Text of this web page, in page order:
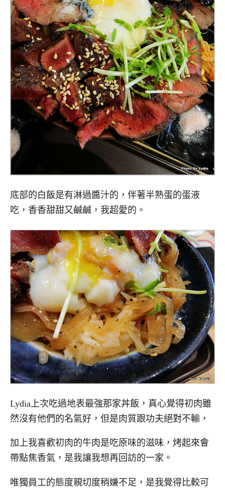
底部的白飯是有淋過醬汁的，伴著半熟蛋的蛋液
吃，香香甜甜又鹹鹹，我超愛的。
Lydia上次吃過地表最強那家丼飯，真心覺得初肉雖
然沒有他們的名氣好，但是肉質跟功夫絕對不輸，
加上我喜歡初肉的牛肉是吃原味的滋味，烤起來會
帶點焦香氣，是我讓我想再回訪的一家。
唯獨員工的態度親切度稍嫌不足，是我覺得比較可